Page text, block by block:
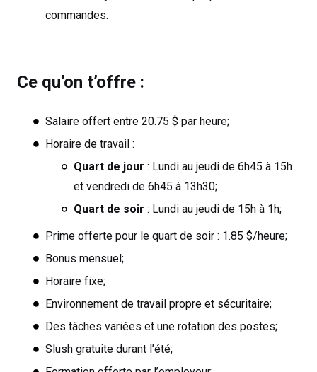
commandes.
Ce qu’on t’offre :
Salaire offert entre 20.75 $ par heure;
Horaire de travail :
Quart de jour : Lundi au jeudi de 6h45 à 15h
et vendredi de 6h45 à 13h30;
Quart de soir : Lundi au jeudi de 15h à 1h;
Prime offerte pour le quart de soir : 1.85 $/heure;
Bonus mensuel;
Horaire fixe;
Environnement de travail propre et sécuritaire;
Des tâches variées et une rotation des postes;
Slush gratuite durant l’été;